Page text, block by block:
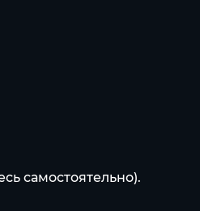
самостоятельно).